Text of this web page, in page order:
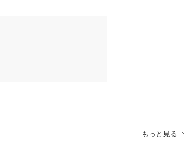
もっと見る